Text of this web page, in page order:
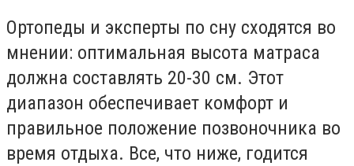
Ортопеды и эксперты по сну сходятся во
мнении: оптимальная высота матраса
должна составлять 20-30 см. Этот
диапазон обеспечивает комфорт и
правильное положение позвоночника во
время отдыха. Все, что ниже, годится